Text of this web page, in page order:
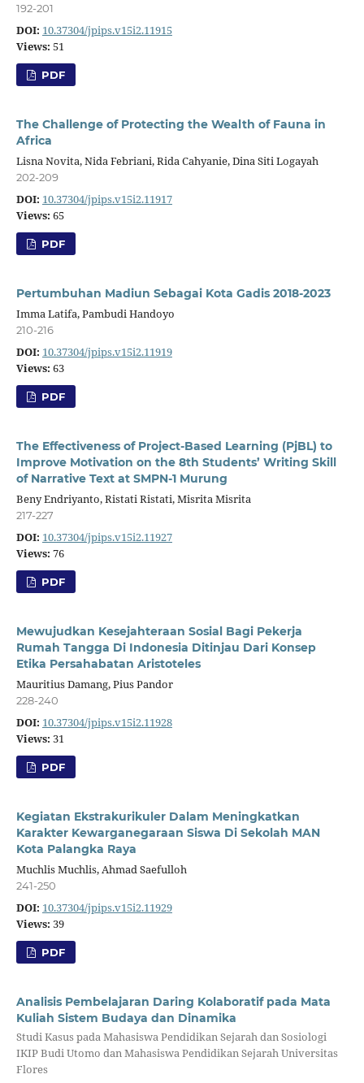
192-201
DOI: 10.37304/jpips.v15i2.11915
Views: 51
PDF
The Challenge of Protecting the Wealth of Fauna in
Africa
Lisna Novita, Nida Febriani, Rida Cahyanie, Dina Siti Logayah
202-209
DOI: 10.37304/jpips.v15i2.11917
Views: 65
PDF
Pertumbuhan Madiun Sebagai Kota Gadis 2018-2023
Imma Latifa, Pambudi Handoyo
210-216
DOI: 10.37304/jpips.v15i2.11919
Views: 63
PDF
The Effectiveness of Project-Based Learning (PjBL) to
Improve Motivation on the 8th Students’ Writing Skill
of Narrative Text at SMPN-1 Murung
Beny Endriyanto, Ristati Ristati, Misrita Misrita
217-227
DOI: 10.37304/jpips.v15i2.11927
Views: 76
PDF
Mewujudkan Kesejahteraan Sosial Bagi Pekerja
Rumah Tangga Di Indonesia Ditinjau Dari Konsep
Etika Persahabatan Aristoteles
Mauritius Damang, Pius Pandor
228-240
DOI: 10.37304/jpips.v15i2.11928
Views: 31
PDF
Kegiatan Ekstrakurikuler Dalam Meningkatkan
Karakter Kewarganegaraan Siswa Di Sekolah MAN
Kota Palangka Raya
Muchlis Muchlis, Ahmad Saefulloh
241-250
DOI: 10.37304/jpips.v15i2.11929
Views: 39
PDF
Analisis Pembelajaran Daring Kolaboratif pada Mata
Kuliah Sistem Budaya dan Dinamika
Studi Kasus pada Mahasiswa Pendidikan Sejarah dan Sosiologi
IKIP Budi Utomo dan Mahasiswa Pendidikan Sejarah Universitas
Flores